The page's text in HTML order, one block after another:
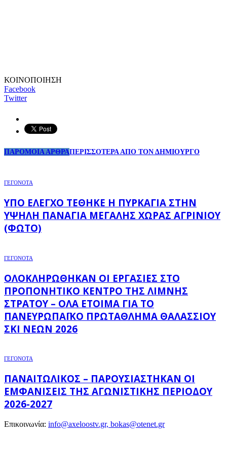
ΚΟΙΝΟΠΟΙΗΣΗ
Facebook
Twitter
ΠΑΡΟΜΟΙΑ ΑΡΘΡΑΠΕΡΙΣΣΟΤΕΡΑ ΑΠΟ ΤΟΝ ΔΗΜΙΟΥΡΓΟ
ΓΕΓΟΝΟΤΑ
ΥΠΌ ΈΛΕΓΧΟ ΤΈΘΗΚΕ Η ΠΥΡΚΑΓΙΆ ΣΤΗΝ
ΥΨΗΛΉ ΠΑΝΑΓΙΆ ΜΕΓΆΛΗΣ ΧΏΡΑΣ ΑΓΡΙΝΊΟΥ
(ΦΩΤΌ)
ΓΕΓΟΝΟΤΑ
ΟΛΟΚΛΗΡΏΘΗΚΑΝ ΟΙ ΕΡΓΑΣΊΕΣ ΣΤΟ
ΠΡΟΠΟΝΗΤΙΚΌ ΚΈΝΤΡΟ ΤΗΣ ΛΊΜΝΗΣ
ΣΤΡΆΤΟΥ – ΌΛΑ ΈΤΟΙΜΑ ΓΙΑ ΤΟ
ΠΑΝΕΥΡΩΠΑΪΚΌ ΠΡΩΤΆΘΛΗΜΑ ΘΑΛΆΣΣΙΟΥ
ΣΚΙ ΝΈΩΝ 2026
ΓΕΓΟΝΟΤΑ
ΠΑΝΑΙΤΩΛΙΚΌΣ – ΠΑΡΟΥΣΙΆΣΤΗΚΑΝ ΟΙ
ΕΜΦΑΝΊΣΕΙΣ ΤΗΣ ΑΓΩΝΙΣΤΙΚΉΣ ΠΕΡΙΌΔΟΥ
2026-2027
Επικοινωνία: info@axeloostv.gr, bokas@otenet.gr